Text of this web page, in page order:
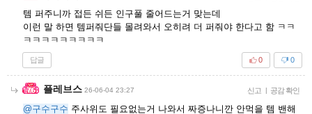
템 퍼주니까 접든 쉬든 인구풀 줄어드는거 맞는데
이런 말 하면 템퍼줘단들 몰려와서 오히려 더 퍼줘야 한다고 함 ㅋㅋ
ㅋㅋㅋㅋㅋㅋㅋㅋㅋ
답글 0
0
플레브스 26-06-04 23:27 신고 | 공감 확인
@구수구수 주사위도 필요없는거 나와서 짜증나니깐 안먹을 템 밴해